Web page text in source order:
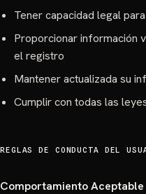
Tener capacidad legal
Proporcionar información
el registro
Mantener actualizada su
Cumplir con todas las
REGLAS DE CONDUCTA DEL
Comportamiento Aceptable